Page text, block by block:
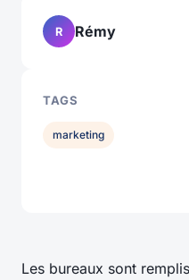
Les bureaux sont
R Rémy
TAGS
marketing